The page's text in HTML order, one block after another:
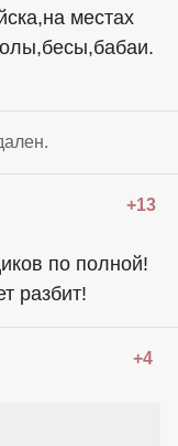
местах
+13
по полной!
разбит!
+4